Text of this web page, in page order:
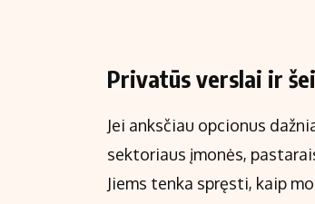
Privatūs verslai ir
Jei anksčiau opcionus
sektoriaus įmonės,
Jiems tenka spręsti, kaip